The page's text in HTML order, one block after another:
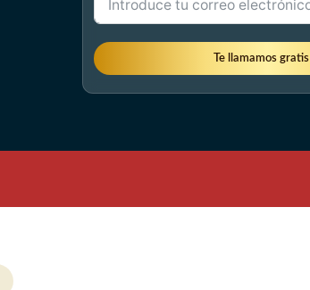
Te llamamos gratis